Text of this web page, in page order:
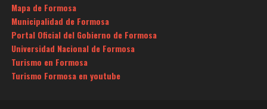
Mapa de Formosa
Municipalidad de Formosa
Portal Oficial del Gobierno de Formosa
Universidad Nacional de Formosa
Turismo en Formosa
Turismo Formosa en youtube